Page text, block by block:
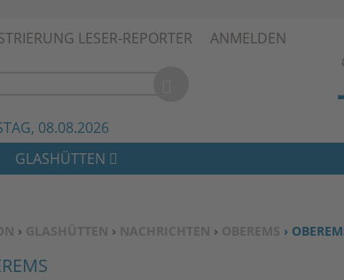
LESER-REPORTER ANMELDEN
08.08.2026
SICH HIER:
› GLASHÜTTEN › NACHRICHTEN › OBEREMS ›
GLASHÜTTEN